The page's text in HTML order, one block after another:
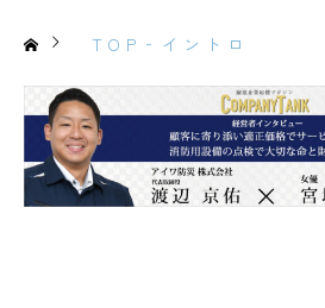
TOP‐イントロ